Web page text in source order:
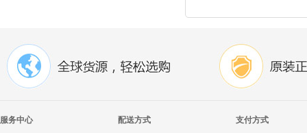
服务中心
配送方式
支付方式